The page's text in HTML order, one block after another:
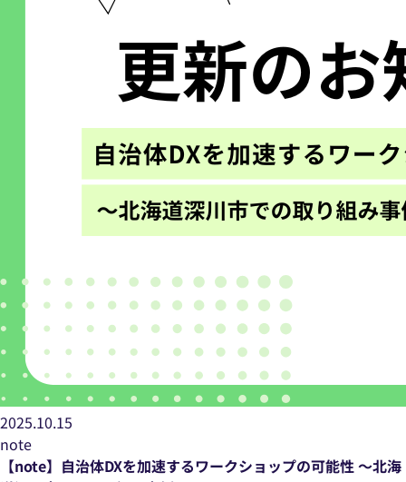
2025.10.15
note
【note】自治体DXを加速するワークショップの可能性 ～北海